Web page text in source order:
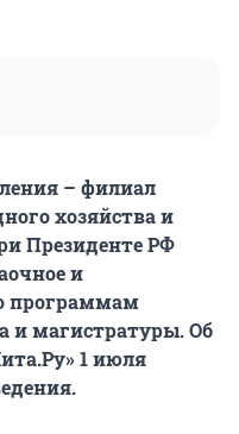
– филиал
хозяйства и
Президенте РФ
и
программам
и магистратуры. Об
1 июля